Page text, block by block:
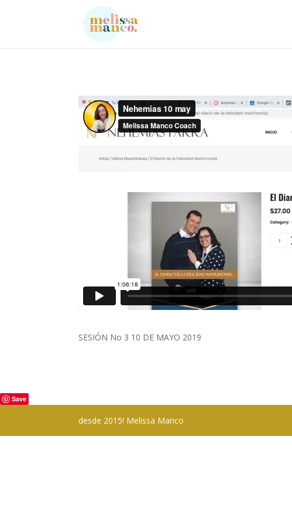
SESIÓN No 3 10 DE MAYO 2019
Save
desde 2015! Melissa Manco